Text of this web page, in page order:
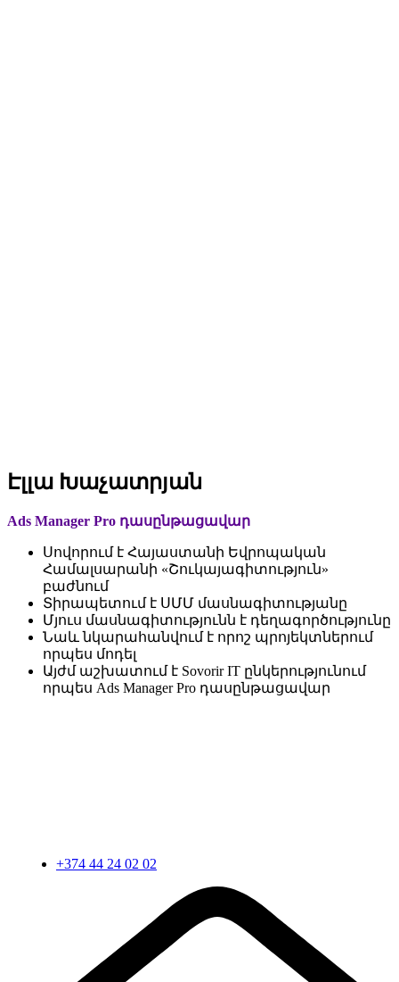
Էլլա Խաչատրյան
Ads Manager Pro դասընթացավար
Սովորում է Հայաստանի Եվրոպական
Համալսարանի «Շուկայագիտություն»
բաժնում
Տիրապետում է ՍՄՄ մասնագիտությանը
Մյուս մասնագիտությունն է դեղագործությունը
Նաև նկարահանվում է որոշ պրոյեկտներում
որպես մոդել
Այժմ աշխատում է Sovorir IT ընկերությունում
որպես Ads Manager Pro դասընթացավար
+374 44 24 02 02